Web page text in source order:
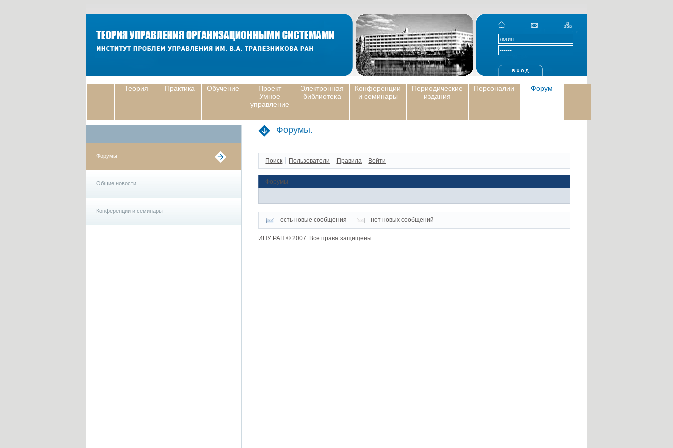
Теория Практика Обучение
Проект
Умное
управление
Электронная
библиотека
Конференции
и семинары
Периодические
издания
Персоналии Форум
Форумы
Общие новости
Конференции и семинары
Форумы.
Поиск Пользователи Правила Войти
Форумы
есть новые сообщения нет новых сообщений
ИПУ РАН © 2007. Все права защищены